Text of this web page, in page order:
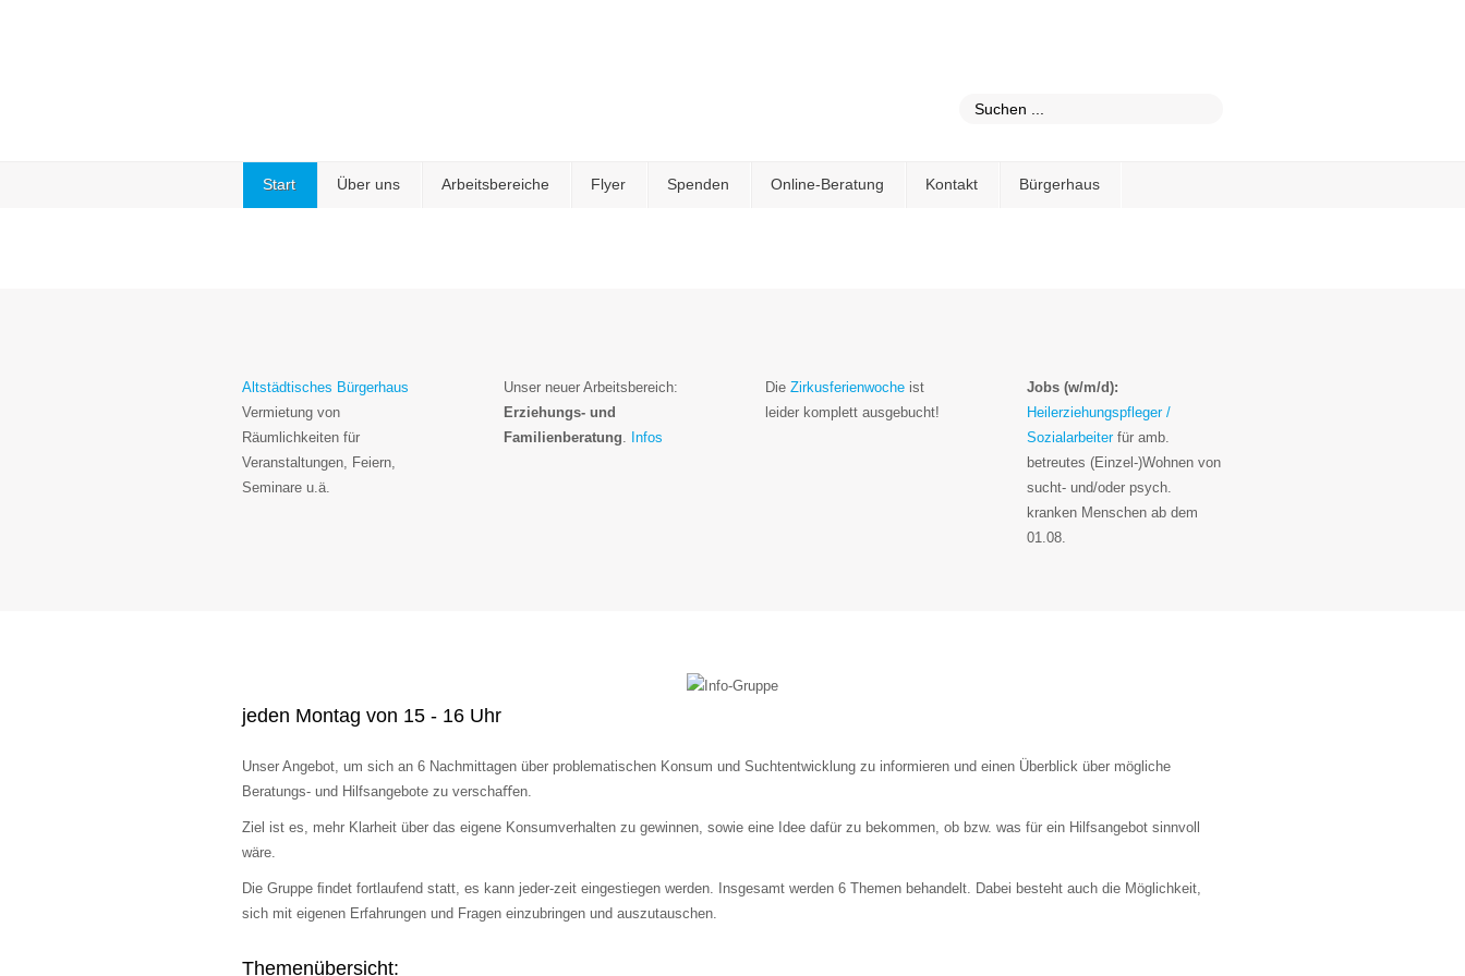
Start Über uns Arbeitsbereiche Flyer Spenden Online-Beratung Kontakt Bürgerhaus
Altstädtisches Bürgerhaus
Vermietung von
Räumlichkeiten für
Veranstaltungen, Feiern,
Seminare u.ä.
Unser neuer Arbeitsbereich:
Erziehungs- und
Familienberatung. Infos
Die Zirkusferienwoche ist
leider komplett ausgebucht!
Jobs (w/m/d):
Heilerziehungspfleger /
Sozialarbeiterfür amb.
betreutes (Einzel-)Wohnen von
sucht- und/oder psych.
kranken Menschen ab dem
01.08.
jeden Montag von 15 - 16 Uhr
Unser Angebot, um sich an 6 Nachmittagen über problematischen Konsum und Suchtentwicklung zu informieren und einen Überblick über mögliche
Beratungs- und Hilfsangebote zu verschaﬀen.
Ziel ist es, mehr Klarheit über das eigene Konsumverhalten zu gewinnen, sowie eine Idee dafür zu bekommen, ob bzw. was für ein Hilfsangebot sinnvoll
wäre.
Die Gruppe ﬁndet fortlaufend statt, es kann jeder-zeit eingestiegen werden. Insgesamt werden 6 Themen behandelt. Dabei besteht auch die Möglichkeit,
sich mit eigenen Erfahrungen und Fragen einzubringen und auszutauschen.
Themenübersicht: